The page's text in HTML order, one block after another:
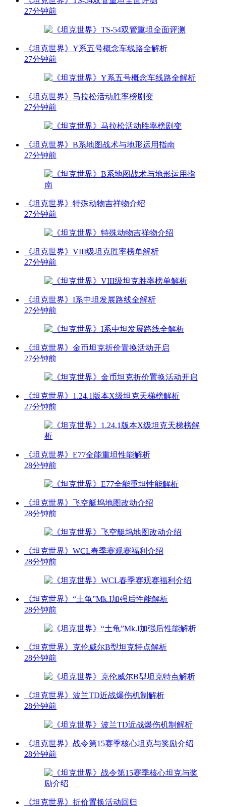
27分钟前
《坦克世界》Y系五号概念车线路全解析
27分钟前
《坦克世界》马拉松活动胜率榜剧变
27分钟前
《坦克世界》B系地图战术与地形运用指南
27分钟前
《坦克世界》特殊动物吉祥物介绍
27分钟前
《坦克世界》VIII级坦克胜率榜单解析
27分钟前
《坦克世界》I系中坦发展路线全解析
27分钟前
《坦克世界》金币坦克折价置换活动开启
27分钟前
《坦克世界》1.24.1版本X级坦克天梯榜解析
27分钟前
《坦克世界》E77全能重坦性能解析
28分钟前
《坦克世界》飞空艇坞地图改动介绍
28分钟前
《坦克世界》WCL春季赛观赛福利介绍
28分钟前
《坦克世界》“土龟”Mk.I加强后性能解析
28分钟前
《坦克世界》克伦威尔B型坦克特点解析
28分钟前
《坦克世界》波兰TD近战爆伤机制解析
28分钟前
《坦克世界》战令第15赛季核心坦克与奖励介绍
28分钟前
《坦克世界》折价置换活动回归